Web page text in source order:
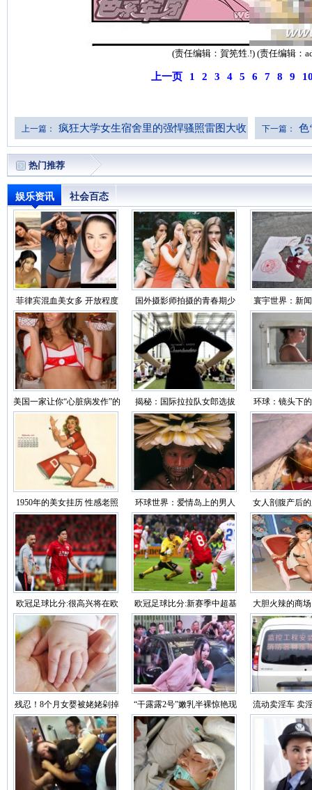
(责任编辑：賀筅甡.!) (责任编辑：
上一页 1 2 3 4 5 6 7 8 9
上一篇： 疯狂大学女生宿舍里的强悍骚照雷图大收 下一篇： 色
热门推荐
娱乐资讯 社会百态
菲律宾混血美女多 开放程度
超乎想象
国外摄影师拍摄的青春期少
女
寰宇世界：新
你看世界
美国一家让你“心脏病发作”的
性感餐厅（组图
揭秘：国际拉拉队女郎选拔
过程（靓图）
环球：镜头下
监狱生活
1950年的美女挂历 性感老照
片（图）
环球世界：爱情岛上的男人
为何怕出门（图）
女人剖腹产后
睹
欧冠足球比分:很高兴将在欧
联杯看到武磊
欧冠足球比分:新赛季中超基
本确定在4月12日恢复
大胆火辣的商
你的眼球
残忍！8个月女婴被姥姥剁掉
双手 社会的悲哀
“干露露2号”嫩乳半裸惊艳现
场车展
流动卖淫车 卖
雷人招数